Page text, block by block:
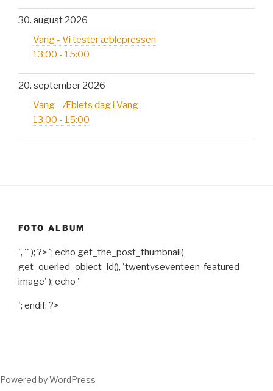
30. august 2026
Vang - Vi tester æblepressen
13:00 - 15:00
20. september 2026
Vang - Æblets dag i Vang
13:00 - 15:00
FOTO ALBUM
', '' ); ?> '; echo get_the_post_thumbnail(
get_queried_object_id(), 'twentyseventeen-featured-
image' ); echo '
'; endif; ?>
Powered by WordPress